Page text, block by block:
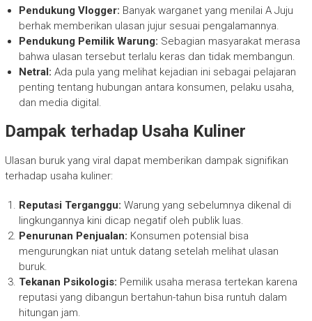
Pendukung Vlogger: Banyak warganet yang menilai A Juju
berhak memberikan ulasan jujur sesuai pengalamannya.
Pendukung Pemilik Warung: Sebagian masyarakat merasa
bahwa ulasan tersebut terlalu keras dan tidak membangun.
Netral: Ada pula yang melihat kejadian ini sebagai pelajaran
penting tentang hubungan antara konsumen, pelaku usaha,
dan media digital.
Dampak terhadap Usaha Kuliner
Ulasan buruk yang viral dapat memberikan dampak signifikan
terhadap usaha kuliner:
Reputasi Terganggu: Warung yang sebelumnya dikenal di
lingkungannya kini dicap negatif oleh publik luas.
Penurunan Penjualan: Konsumen potensial bisa
mengurungkan niat untuk datang setelah melihat ulasan
buruk.
Tekanan Psikologis: Pemilik usaha merasa tertekan karena
reputasi yang dibangun bertahun-tahun bisa runtuh dalam
hitungan jam.